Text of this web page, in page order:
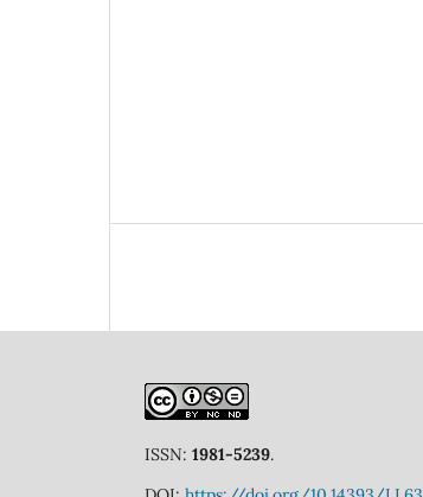
ISSN: 1981-5239.